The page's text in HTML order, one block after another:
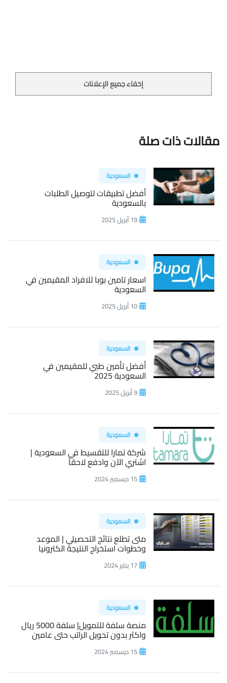
إخفاء جميع الإعلانات
مقالات ذات صلة
السعودية
أفضل تطبيقات لتوصيل الطلبات
بالسعودية
19 أبريل 2025
السعودية
اسعار تامين بوبا للافراد المقيمين في
السعودية
10 أبريل 2025
السعودية
أفضل تأمين طبي للمقيمين في
السعودية 2025
9 أبريل 2025
السعودية
شركة تمارا للتقسيط في السعودية |
اشتري الآن وادفع لاحقاً
15 ديسمبر 2024
السعودية
متى تطلع نتائج التحصيلي | الموعد
وخطوات استخراج النتيجة الكترونيا
17 يناير 2024
السعودية
منصة سلفة للتمويل| سلفة 5000 ريال
واكثر بدون تحويل الراتب حتى عامين
15 ديسمبر 2024